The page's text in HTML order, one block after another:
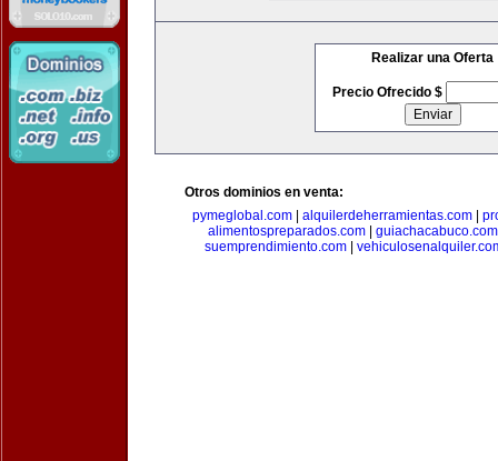
Realizar una Oferta
Precio Ofrecido $
Otros dominios en venta:
pymeglobal.com| alquilerdeherramientas.com|
alimentospreparados.com| guiachacabuco.com
suemprendimiento.com|